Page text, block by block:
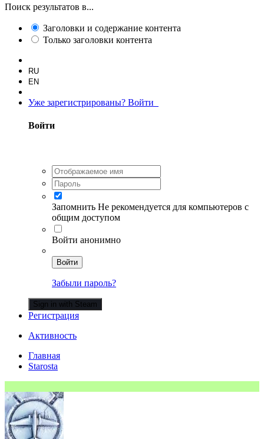
Поиск результатов в...
Заголовки и содержание контента
Только заголовки контента
RU
EN
Уже зарегистрированы? Войти
Войти
Запомнить Не рекомендуется для компьютеров с
общим доступом
Войти анонимно
Войти
Забыли пароль?
Sign in with Steam
Регистрация
Активность
Главная
Starosta